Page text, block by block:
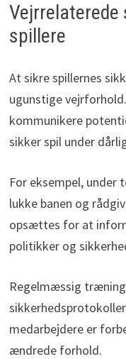
spillere
At sikre spillernes
ugunstige
kommunikere
sikker spil under
For eksempel, under
lukke banen og
opsættes for at
politikker og
Regelmæssig
medarbejdere er
ændrede forhold.